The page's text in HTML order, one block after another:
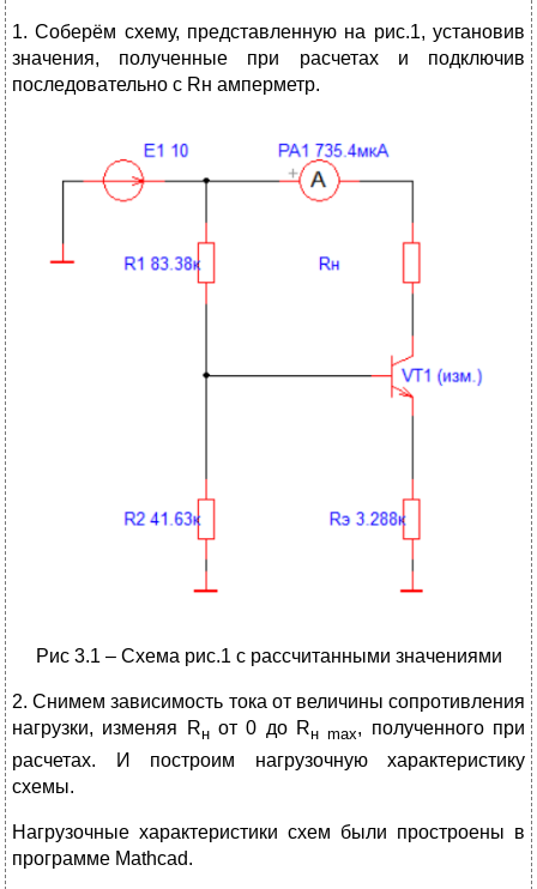
1. Соберём схему, представленную на рис.1, установив
значения, полученные при расчетах и подключив
последовательно с Rн амперметр.
Рис 3.1 – Схема рис.1 с рассчитанными значениями
2. Снимем зависимость тока от величины сопротивления
нагрузки, изменяя Rнот 0 до Rнmax, полученного при
расчетах. И построим нагрузочную характеристику
схемы.
Нагрузочные характеристики схем были простроены в
программе Mathcad.